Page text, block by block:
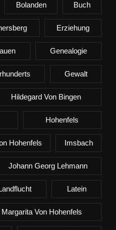
Bolanden Buch
Erziehung
Genealogie
Gewalt
Hildegard Von Bingen
Hohenfels
Hohenfels Imsbach
Johann Georg Lehmann
Latein
Margarita Von Hohenfels